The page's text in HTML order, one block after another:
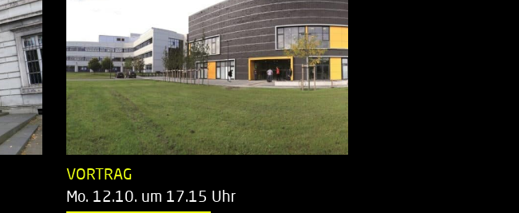
VORTRAG
Mo. 12.10. um 17.15 Uhr